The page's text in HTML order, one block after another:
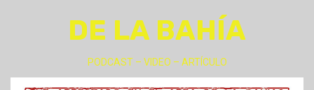
DE LA BAHÍA
PODCAST – VIDEO – ARTÍCULO